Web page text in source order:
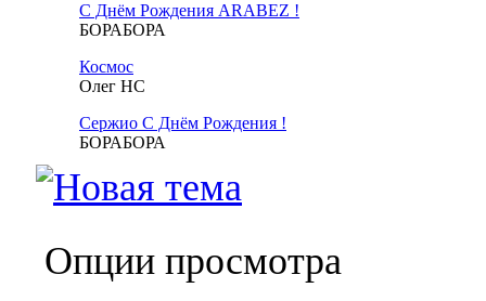
С Днём Рождения ARABEZ !
БОРАБОРА
Космос
Олег НС
Cержио С Днём Рождения !
БОРАБОРА
Опции просмотра